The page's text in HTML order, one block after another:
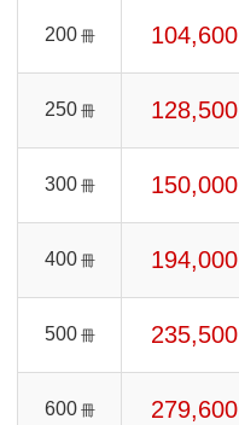
200 冊 104,600
250 冊 128,500
300 冊 150,000
400 冊 194,000
500 冊 235,500
600 冊 279,600